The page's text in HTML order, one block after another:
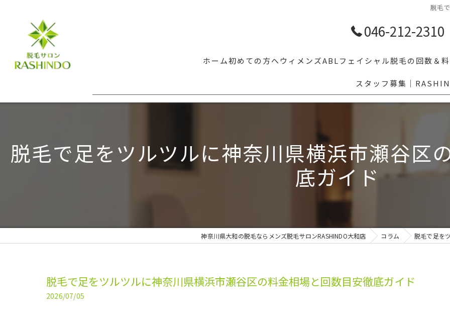
脱毛
046-212-2310
ホーム初めての方へ
【学割10%OFF】学生メンズ脱毛｜体育・部活前のムダ毛対策な
眉毛スタイリング
福利厚生でお得にメンズ脱毛｜ベネフィットステーション対応
ウィメンズABLフェイシャル脱毛の回数＆
人気脱毛部位5
スタッフ募集｜
脱毛で足をツルツルに神奈川県横浜市瀬谷区
底ガイド
神奈川県大和の脱毛ならメンズ脱毛サロンRASHINDO大和店 コラム 脱毛で足を
脱毛で足をツルツルに神奈川県横浜市瀬谷区の料金相場と回数目安徹底ガイド
2026/07/05